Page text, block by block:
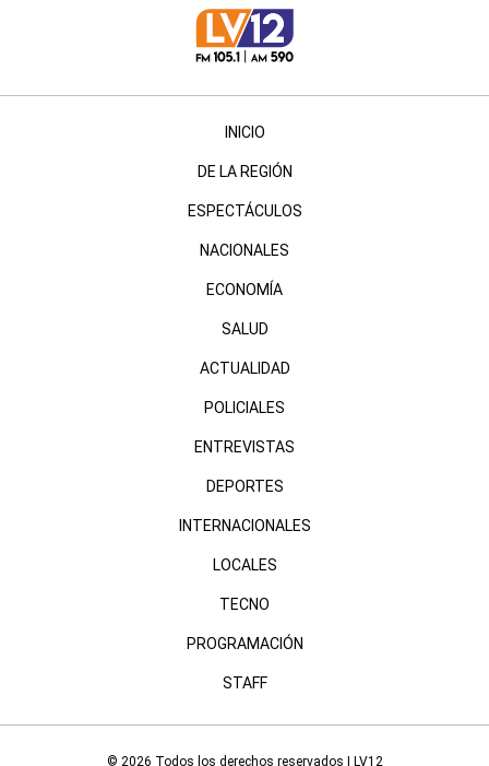
INICIO
DE LA REGIÓN
ESPECTÁCULOS
NACIONALES
ECONOMÍA
SALUD
ACTUALIDAD
POLICIALES
ENTREVISTAS
DEPORTES
INTERNACIONALES
LOCALES
TECNO
PROGRAMACIÓN
STAFF
© 2026 Todos los derechos reservados | LV12